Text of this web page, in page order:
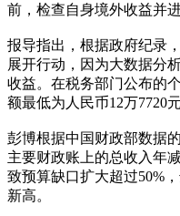
前，检查自身境外收益并
报导指出，根据政府纪录
展开行动，因为大数据分
收益。在税务部门公布的
额最低为人民币12万7720元
彭博根据中国财政部数据
主要财政账上的总收入年
致预算缺口扩大超过50%
新高。